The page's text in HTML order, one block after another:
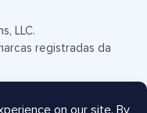
LLC.
registradas da
Divulgação FTC